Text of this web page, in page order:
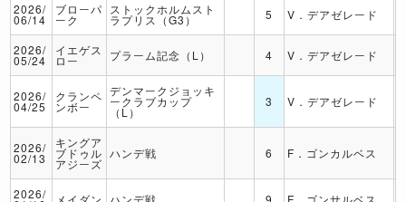
2026/
06/14
ブローパ
ーク
ストックホルムスト
ラプリス（G3） 5 V．デアゼレード
2026/
05/24
イエゲス
ロー プラーム記念（L） 4 V．デアゼレード
2026/
04/25
クランペ
ンボー
デンマークジョッキ
ークラブカップ
（L）
3 V．デアゼレード
2026/
02/13
キングア
ブドゥル
アジーズ
ハンデ戦 6 F．ゴンカルベス
2026/